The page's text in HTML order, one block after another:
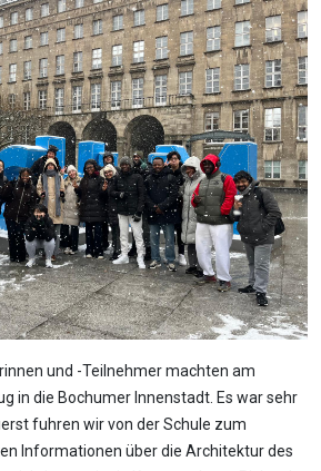
und -Teilnehmer machten am
in die Bochumer Innenstadt. Es war sehr
fuhren wir von der Schule zum
Informationen über die Architektur des